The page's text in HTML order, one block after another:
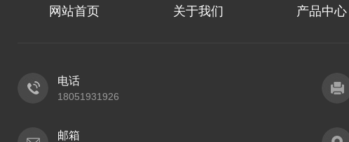
网站首页 关于我们 产品中心
电话
18051931926
邮箱